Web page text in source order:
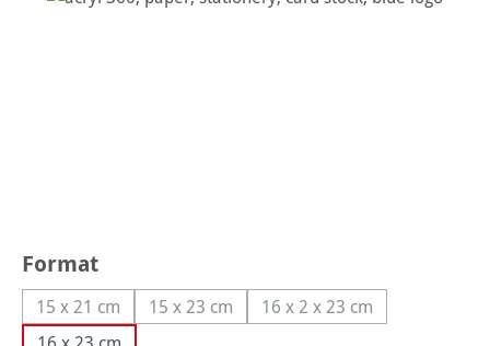
Formatauswählen
15 x 21 cm(Diese Option ist zurzeit nicht verfügbar.)
15 x 23 cm(Diese Option ist zurzeit nicht verfügbar.)
16 x 2 x 23 cm(Diese Option ist zurzeit